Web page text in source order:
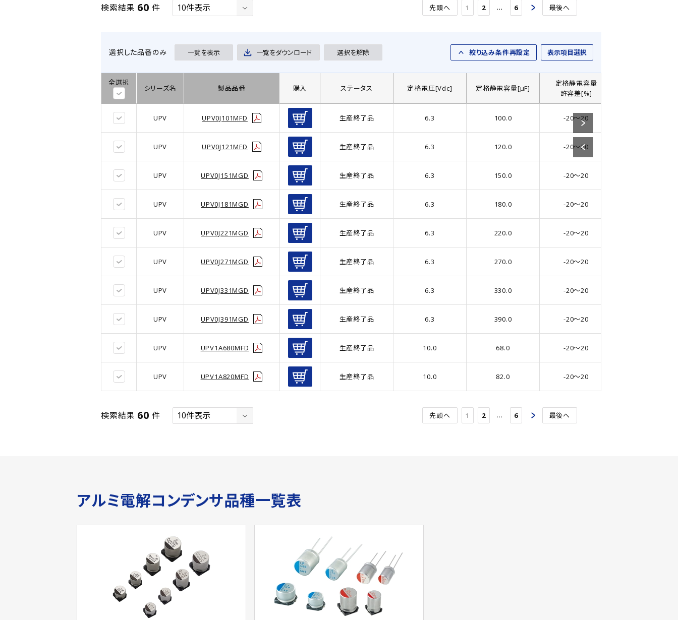
検索結果 60 件 先頭へ 1 2 … 6 最後へ
選択した品番のみ 一覧を表示 一覧をダウンロード 選択を解除 絞り込み条件再設定 表示項目選択
全選択
シリーズ名 製品品番 購入 ステータス 定格電圧[Vdc] 定格静電容量[µF]
定格静電容量
許容差[%]
UPV UPV0J101MFD 生産終了品 6.3 100.0 -20～20
UPV UPV0J121MFD 生産終了品 6.3 120.0 -20～20
UPV UPV0J151MGD 生産終了品 6.3 150.0 -20～20
UPV UPV0J181MGD 生産終了品 6.3 180.0 -20～20
UPV UPV0J221MGD 生産終了品 6.3 220.0 -20～20
UPV UPV0J271MGD 生産終了品 6.3 270.0 -20～20
UPV UPV0J331MGD 生産終了品 6.3 330.0 -20～20
UPV UPV0J391MGD 生産終了品 6.3 390.0 -20～20
UPV UPV1A680MFD 生産終了品 10.0 68.0 -20～20
UPV UPV1A820MFD 生産終了品 10.0 82.0 -20～20
検索結果 60 件 先頭へ 1 2 … 6 最後へ
アルミ電解コンデンサ品種一覧表